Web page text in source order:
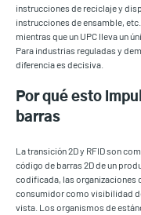
instrucciones de reciclaje y
instrucciones de ensamble,
mientras que un UPC lleva un
Para industrias reguladas y
diferencia es decisiva.
Por qué esto
barras
La transición 2D y RFID son
código de barras 2D de un
codificada, las organizaciones
consumidor como visibilidad
vista. Los organismos de